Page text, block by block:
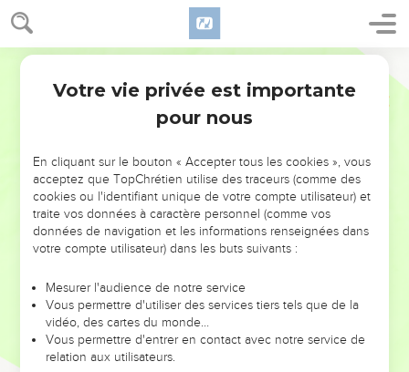
NE MANQUEZ PAS L’ÉVÉNEMENT
DE L’ANNÉE !
ET SI LEURS ERREURS POUVAIENT VOUS ÉVITER LES
VOTRES ?
leur foi ou leur vision. Mais on voit moins les doutes, les erreurs
et les saisons difficiles qu'ils ont traversés, alors même que ce
sont elles qui les ont façonnés.
Dans cette conférence, leaders, entrepreneurs, et responsables
Votre vie privée est importante
pour nous
En cliquant sur le bouton « Accepter tous les cookies », vous
acceptez que TopChrétien utilise des traceurs (comme des
cookies ou l'identifiant unique de votre compte utilisateur) et
traite vos données à caractère personnel (comme vos
données de navigation et les informations renseignées dans
votre compte utilisateur) dans les buts suivants :
Mesurer l'audience de notre service
Vous permettre d'utiliser des services tiers tels que de la
vidéo, des cartes du monde…
Vous permettre d'entrer en contact avec notre service de
relation aux utilisateurs.